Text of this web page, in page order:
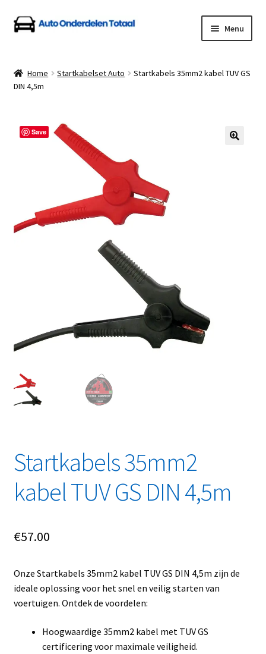
Ga
door
navigatie
Ga
naar
inhoud
Menu
Algemene Voorwaarden
Betalen en Verzenden
Contact
Over Ons
Overzicht
Privacybeleid
Videos
Winkelwagen
Home Startkabelset Auto
Startkabels 35mm2 kabel TUV GS
DIN 4,5m
Save
Startkabels 35mm2
kabel TUV GS DIN 4,5m
€57.00
Onze Startkabels 35mm2 kabel TUV GS DIN 4,5m zijn de
ideale oplossing voor het snel en veilig starten van
voertuigen. Ontdek de voordelen:
Hoogwaardige 35mm2 kabel met TUV GS
certificering voor maximale veiligheid.